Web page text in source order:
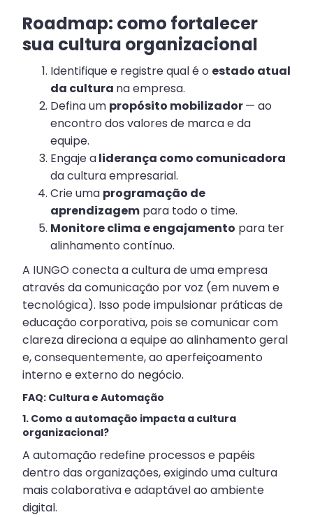
Roadmap: como fortalecer
sua cultura organizacional
Identifique e registre qual é o estado atual
da cultura na empresa.
Defina um propósito mobilizador— ao
encontro dos valores de marca e da
equipe.
Engaje aliderança como comunicadora
da cultura empresarial.
Crie uma programação de
aprendizagem para todo o time.
Monitore clima e engajamento para ter
alinhamento contínuo.
A IUNGO conecta a cultura de uma empresa
através da comunicação por voz (em nuvem e
tecnológica). Isso pode impulsionar práticas de
educação corporativa, pois se comunicar com
clareza direciona a equipe ao alinhamento geral
e, consequentemente, ao aperfeiçoamento
interno e externo do negócio.
FAQ: Cultura e Automação
1. Como a automação impacta a cultura
organizacional?
A automação redefine processos e papéis
dentro das organizações, exigindo uma cultura
mais colaborativa e adaptável ao ambiente
digital.